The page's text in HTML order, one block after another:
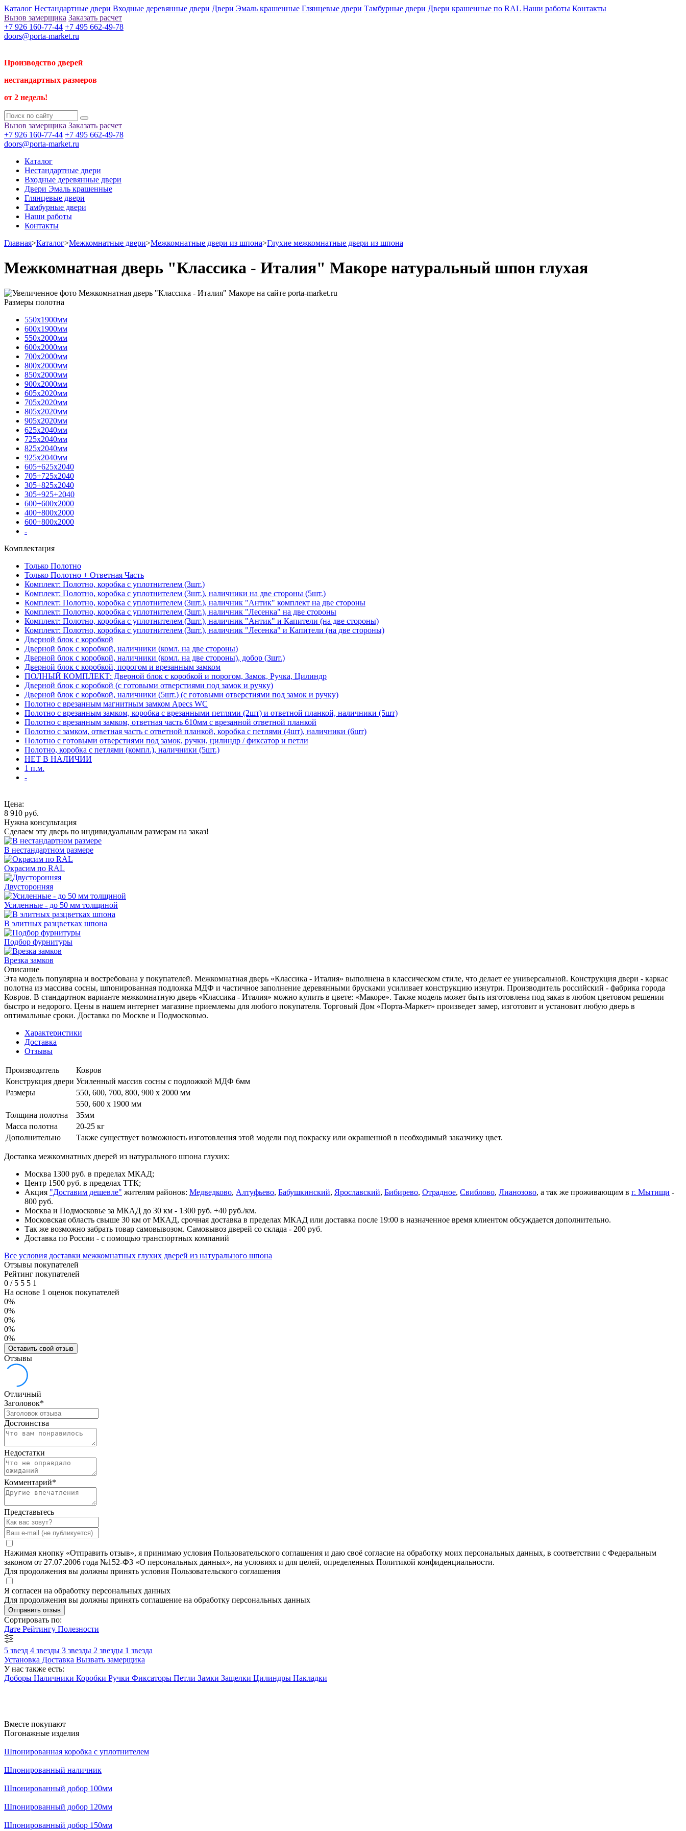
Каталог Нестандартные двери Входные деревянные двери Двери Эмаль крашенные Глянцевые двери Тамбурные двери Двери крашенные по RAL Наши работы Контакты
Вызов замерщика Заказать расчет
+7 926 160-77-44 +7 495 662-49-78
doors@porta-market.ru
Производство дверей
нестандартных размеров
от 2 недель!
Вызов замерщика Заказать расчет
+7 926 160-77-44 +7 495 662-49-78
doors@porta-market.ru
Каталог
Нестандартные двери
Входные деревянные двери
Двери Эмаль крашенные
Глянцевые двери
Тамбурные двери
Наши работы
Контакты
Главная>Каталог>Межкомнатные двери>Межкомнатные двери из шпона>Глухие межкомнатные двери из шпона
Межкомнатная дверь "Классика - Италия" Макоре натуральный шпон глухая
Размеры полотна
550х1900мм
600х1900мм
550х2000мм
600х2000мм
700х2000мм
800х2000мм
850х2000мм
900х2000мм
605х2020мм
705х2020мм
805х2020мм
905х2020мм
625х2040мм
725х2040мм
825х2040мм
925х2040мм
605+625х2040
705+725х2040
305+825х2040
305+925+2040
600+600х2000
400+800х2000
600+800х2000
-
Комплектация
Только Полотно
Только Полотно + Ответная Часть
Комплект: Полотно, коробка с уплотнителем (3шт.)
Комплект: Полотно, коробка с уплотнителем (3шт.), наличники на две стороны (5шт.)
Комплект: Полотно, коробка с уплотнителем (3шт.), наличник "Антик" комплект на две стороны
Комплект: Полотно, коробка с уплотнителем (3шт.), наличник "Лесенка" на две стороны
Комплект: Полотно, коробка с уплотнителем (3шт.), наличник "Антик" и Капители (на две стороны)
Комплект: Полотно, коробка с уплотнителем (3шт.), наличник "Лесенка" и Капители (на две стороны)
Дверной блок с коробкой
Дверной блок с коробкой, наличники (комл. на две стороны)
Дверной блок с коробкой, наличники (комл. на две стороны), добор (3шт.)
Дверной блок с коробкой, порогом и врезанным замком
ПОЛНЫЙ КОМПЛЕКТ: Дверной блок с коробкой и порогом, Замок, Ручка, Цилиндр
Дверной блок с коробкой (с готовыми отверстиями под замок и ручку)
Дверной блок с коробкой, наличники (5шт.) (с готовыми отверстиями под замок и ручку)
Полотно с врезанным магнитным замком Apecs WC
Полотно с врезанным замком, коробка с врезанными петлями (2шт) и ответной планкой, наличники (5шт)
Полотно с врезанным замком, ответная часть 610мм с врезанной ответной планкой
Полотно с замком, ответная часть с ответной планкой, коробка с петлями (4шт), наличники (6шт)
Полотно с готовыми отверстиями под замок, ручки, цилиндр / фиксатор и петли
Полотно, коробка с петлями (компл.), наличники (5шт.)
НЕТ В НАЛИЧИИ
1 п.м.
-
Цена:
8 910 руб.
Нужна консультация
Сделаем эту дверь по индивидуальным размерам на заказ!
В нестандартном размере
Окрасим по RAL
Двусторонняя
Усиленные - до 50 мм толщиной
В элитных разцветках шпона
Подбор фурнитуры
Врезка замков
Описание
Эта модель популярна и востребована у покупателей. Межкомнатная дверь «Классика - Италия» выполнена в классическом стиле, что делает ее универсальной. Конструкция двери - каркас
полотна из массива сосны, шпонированная подложка МДФ и частичное заполнение деревянными брусками усиливает конструкцию изнутри. Производитель российский - фабрика города
Ковров. В стандартном варианте межкомнатную дверь «Классика - Италия» можно купить в цвете: «Макоре». Также модель может быть изготовлена под заказ в любом цветовом решении
быстро и недорого. Цены в нашем интернет магазине приемлемы для любого покупателя. Торговый Дом «Порта-Маркет» произведет замер, изготовит и установит любую дверь в
оптимальные сроки. Доставка по Москве и Подмосковью.
Характеристики
Доставка
Отзывы
Производитель
Ковров
Конструкция двери Усиленный массив сосны с подложкой МДФ 6мм
Размеры
550, 600, 700, 800, 900 x 2000 мм
550, 600 х 1900 мм
Толщина полотна
35мм
Масса полотна
20-25 кг
Дополнительно
Также существует возможность изготовления этой модели под покраску или окрашенной в необходимый заказчику цвет.
Доставка межкомнатных дверей из натурального шпона глухих:
Москва 1300 руб. в пределах МКАД;
Центр 1500 руб. в пределах ТТК;
Акция "Доставим дешевле" жителям районов: Медведково, Алтуфьево, Бабушкинский, Ярославский, Бибирево, Отрадное, Свиблово, Лианозово, а так же проживающим в г. Мытищи -
800 руб.
Москва и Подмосковье за МКАД до 30 км - 1300 руб. +40 руб./км.
Московская область свыше 30 км от МКАД, срочная доставка в пределах МКАД или доставка после 19:00 в назначенное время клиентом обсуждается дополнительно.
Так же возможно забрать товар самовывозом. Самовывоз дверей со склада - 200 руб.
Доставка по России - с помощью транспортных компаний
Все условия доставки межкомнатных глухих дверей из натурального шпона
Отзывы покупателей
Рейтинг покупателей
0 /5 5 5 1
На основе 1 оценок покупателей
0%
0%
0%
0%
0%
Оставить свой отзыв
Отзывы
Отличный
Заголовок*
Достоинства
Недостатки
Комментарий*
Представьтесь
Нажимая кнопку «Отправить отзыв», я принимаю условия Пользовательского соглашения и даю своё согласие на обработку моих персональных данных, в соответствии с Федеральным
законом от 27.07.2006 года №152-ФЗ «О персональных данных», на условиях и для целей, определенных Политикой конфиденциальности.
Для продолжения вы должны принять условия Пользовательского соглашения
Я согласен на обработку персональных данных
Для продолжения вы должны принять соглашение на обработку персональных данных
Отправить отзыв
Сортировать по:
Дате Рейтингу Полезности
5 звезд 4 звезды 3 звезды 2 звезды 1 звезда
Установка Доставка Вызвать замерщика
У нас также есть:
Доборы Наличники Коробки Ручки Фиксаторы Петли Замки Защелки Цилиндры Накладки
Вместе покупают
Погонажные изделия
Шпонированная коробка с уплотнителем
Шпонированный наличник
Шпонированный добор 100мм
Шпонированный добор 120мм
Шпонированный добор 150мм